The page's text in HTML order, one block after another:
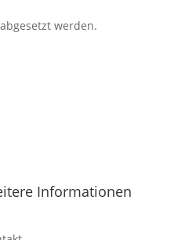
werden.
Informationen